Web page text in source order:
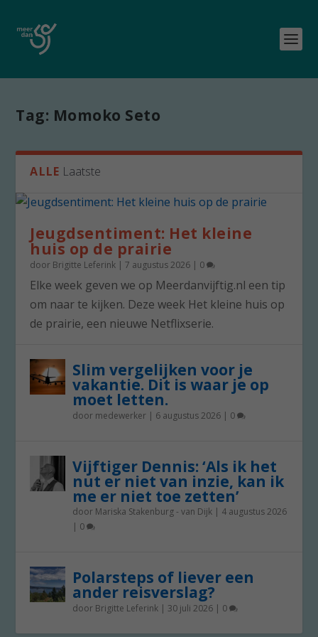
Tag: Momoko Seto
ALLE Laatste
Jeugdsentiment: Het kleine
huis op de prairie
door Brigitte Leferink |7 augustus 2026 | 0
Elke week geven we op Meerdanvijftig.nl een tip
om naar te kijken. Deze week Het kleine huis op
de prairie, een nieuwe Netflixserie.
Slim vergelijken voor je
vakantie. Dit is waar je op
moet letten.
door medewerker | 6 augustus 2026 | 0
Vijftiger Dennis: ‘Als ik het
nut er niet van inzie, kan ik
me er niet toe zetten’
door Mariska Stakenburg - van Dijk | 4 augustus 2026
| 0
Polarsteps of liever een
ander reisverslag?
door Brigitte Leferink | 30 juli 2026 | 0